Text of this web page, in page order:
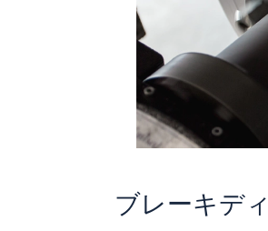
ブレーキデ